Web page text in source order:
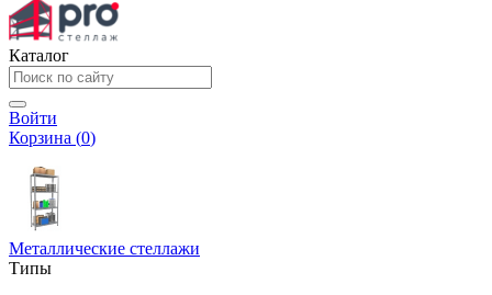
Каталог
Войти
Корзина (0)
Металлические стеллажи
Типы